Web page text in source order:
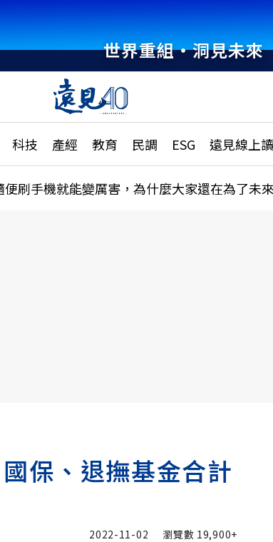
世界重組・洞見未
科技 產經 教育 民調 ESG 遠見線上讀
特輯
大學升學、職涯攻略
縣市施政調查全解析
更多
便刷手機就能變厲害，為什麼大家還在為了未
保、退撫基金合計
2022-11-02 瀏覽數 19,900+